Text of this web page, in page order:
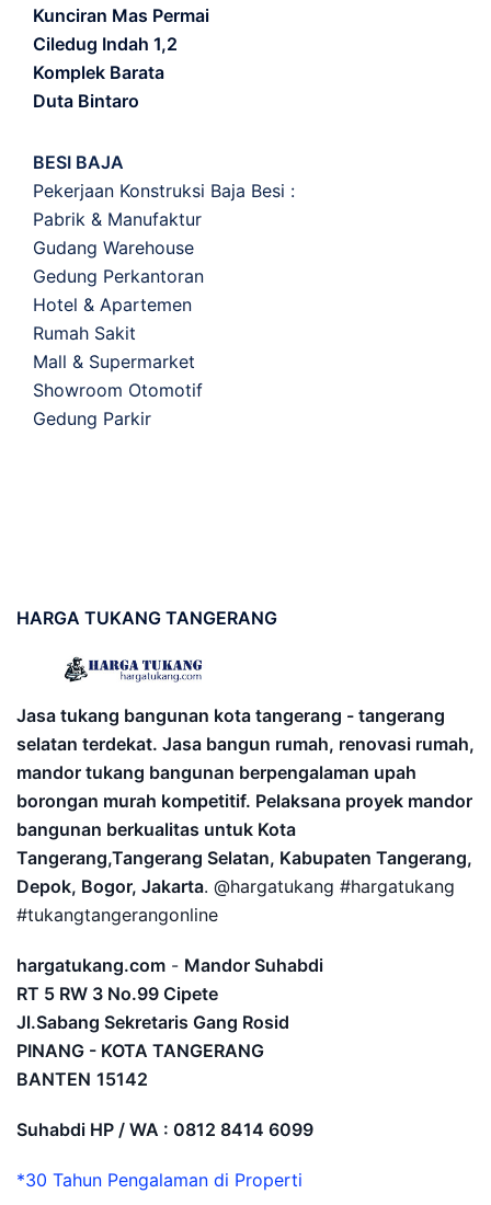
Kunciran Mas Permai
Ciledug Indah 1,2
Komplek Barata
Duta Bintaro
BESI BAJA
Pekerjaan Konstruksi Baja Besi :
Pabrik & Manufaktur
Gudang Warehouse
Gedung Perkantoran
Hotel & Apartemen
Rumah Sakit
Mall & Supermarket
Showroom Otomotif
Gedung Parkir
HARGA TUKANG TANGERANG
Jasa tukang bangunan kota tangerang - tangerang
selatan terdekat. Jasa bangun rumah, renovasi rumah,
mandor tukang bangunan berpengalaman upah
borongan murah kompetitif. Pelaksana proyek mandor
bangunan berkualitas untuk Kota
Tangerang,Tangerang Selatan, Kabupaten Tangerang,
Depok, Bogor, Jakarta. @hargatukang #hargatukang
#tukangtangerangonline
hargatukang.com - Mandor Suhabdi
RT 5 RW 3 No.99 Cipete
Jl.Sabang Sekretaris Gang Rosid
PINANG - KOTA TANGERANG
BANTEN 15142
Suhabdi HP / WA : 0812 8414 6099
*30 Tahun Pengalaman di Properti